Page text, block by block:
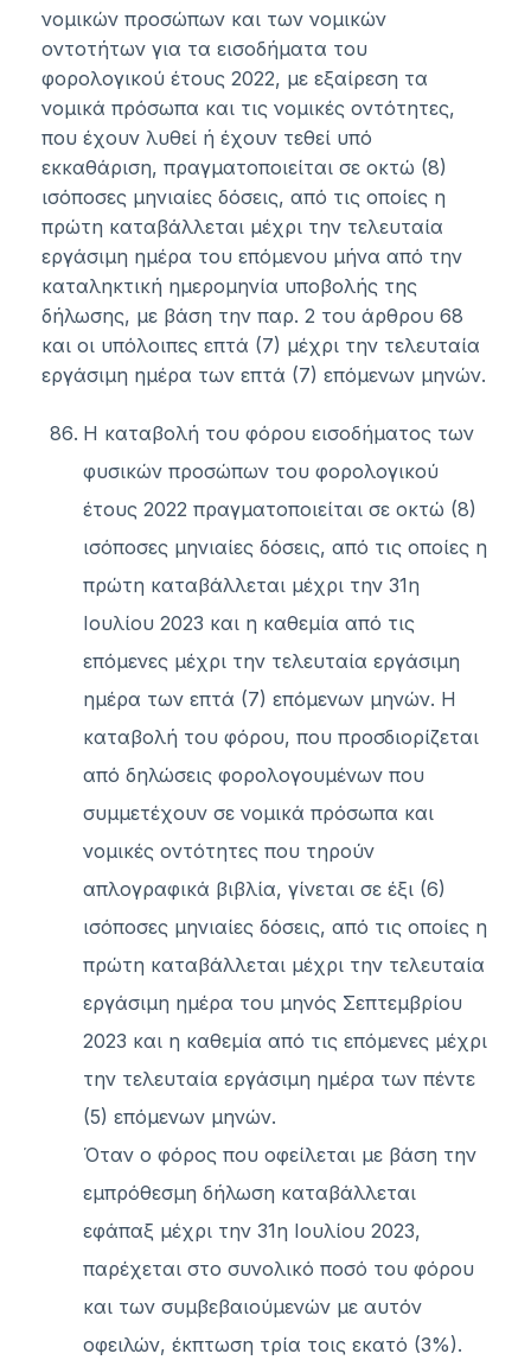
νομικών προσώπων και των νομικών
οντοτήτων για τα εισοδήματα του
φορολογικού έτους 2022, με εξαίρεση τα
νομικά πρόσωπα και τις νομικές οντότητες,
που έχουν λυθεί ή έχουν τεθεί υπό
εκκαθάριση, πραγματοποιείται σε οκτώ (8)
ισόποσες μηνιαίες δόσεις, από τις οποίες η
πρώτη καταβάλλεται μέχρι την τελευταία
εργάσιμη ημέρα του επόμενου μήνα από την
καταληκτική ημερομηνία υποβολής της
δήλωσης, με βάση την παρ. 2 του άρθρου 68
και οι υπόλοιπες επτά (7) μέχρι την τελευταία
εργάσιμη ημέρα των επτά (7) επόμενων μηνών.
Η καταβολή του φόρου εισοδήματος των
φυσικών προσώπων του φορολογικού
έτους 2022 πραγματοποιείται σε οκτώ (8)
ισόποσες μηνιαίες δόσεις, από τις οποίες η
πρώτη καταβάλλεται μέχρι την 31η
Ιουλίου 2023 και η καθεμία από τις
επόμενες μέχρι την τελευταία εργάσιμη
ημέρα των επτά (7) επόμενων μηνών. Η
καταβολή του φόρου, που προσδιορίζεται
από δηλώσεις φορολογουμένων που
συμμετέχουν σε νομικά πρόσωπα και
νομικές οντότητες που τηρούν
απλογραφικά βιβλία, γίνεται σε έξι (6)
ισόποσες μηνιαίες δόσεις, από τις οποίες η
πρώτη καταβάλλεται μέχρι την τελευταία
εργάσιμη ημέρα του μηνός Σεπτεμβρίου
2023 και η καθεμία από τις επόμενες μέχρι
την τελευταία εργάσιμη ημέρα των πέντε
(5) επόμενων μηνών.
Όταν ο φόρος που οφείλεται με βάση την
εμπρόθεσμη δήλωση καταβάλλεται
εφάπαξ μέχρι την 31η Ιουλίου 2023,
παρέχεται στο συνολικό ποσό του φόρου
και των συμβεβαιούμενών με αυτόν
οφειλών, έκπτωση τρία τοις εκατό (3%).